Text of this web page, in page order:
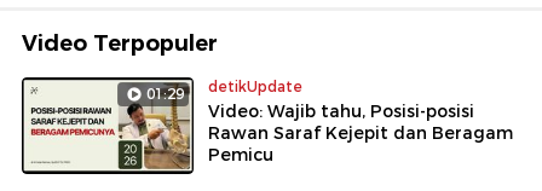
Video Terpopuler
01:29 detikUpdate
Video: Wajib tahu, Posisi-posisi
Rawan Saraf Kejepit dan Beragam
Pemicu